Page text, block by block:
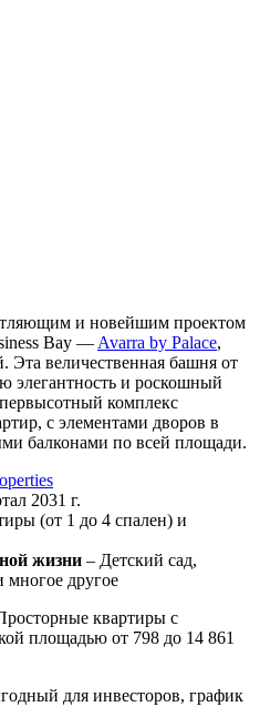
и новейшим проектом
Bay — Avarra by Palace,
величественная башня от
элегантность и роскошный
комплекс
с элементами дворов в
балконами по всей площади.
2031 г.
(от 1 до 4 спален) и
жизни – Детский сад,
многое другое
квартиры с
площадью от 798 до 14 861
для инвесторов, график